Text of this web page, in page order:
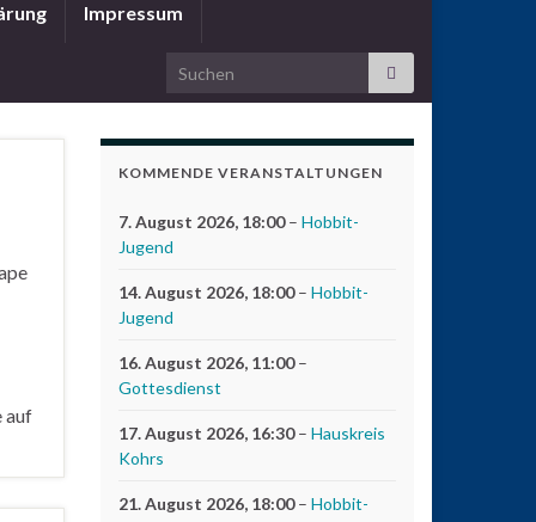
Impressum
Search for:
auf
KOMMENDE VERANSTALTUNGEN
7. August 2026, 18:00– Hobbit-
Jugend
14. August 2026, 18:00– Hobbit-
Jugend
16. August 2026, 11:00–
Gottesdienst
17. August 2026, 16:30– Hauskreis
Kohrs
21. August 2026, 18:00– Hobbit-